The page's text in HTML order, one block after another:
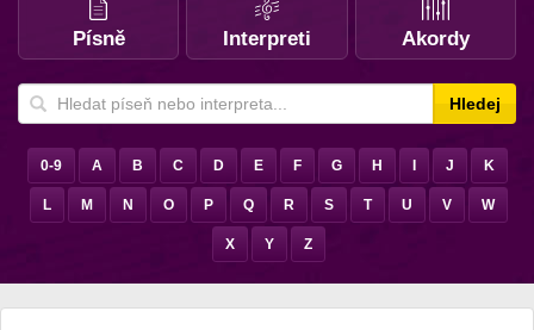
Písně Interpreti Akordy
Hledej
0-9 A B C D E F G H J K
L M N O P Q R S T U V W
X Y Z